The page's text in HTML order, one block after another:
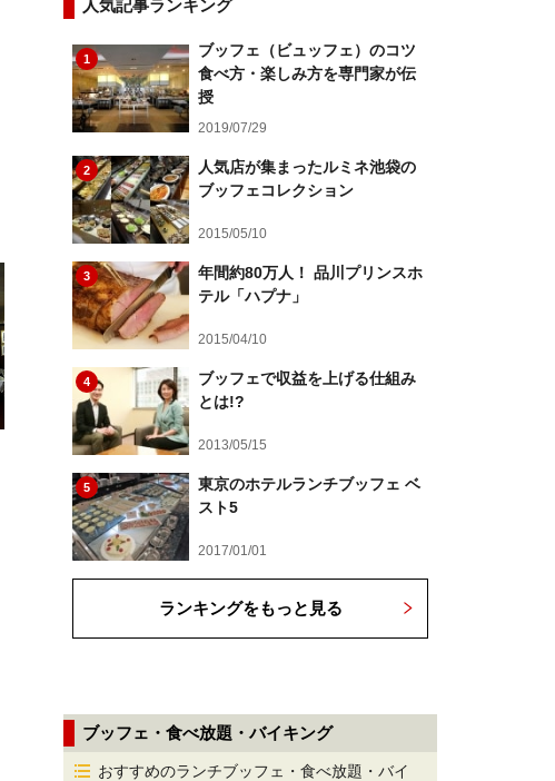
人気記事ランキング
1
ブッフェ（ビュッフェ）のコツ
食べ方・楽しみ方を専門家が伝
授
2019/07/29
2
人気店が集まったルミネ池袋の
ブッフェコレクション
2015/05/10
3
年間約80万人！ 品川プリンスホ
テル「ハプナ」
2015/04/10
4
ブッフェで収益を上げる仕組み
とは!?
2013/05/15
5
東京のホテルランチブッフェ ベ
スト5
2017/01/01
ランキングをもっと見る
ブッフェ・食べ放題・バイキング
おすすめのランチブッフェ・食べ放題・バイ